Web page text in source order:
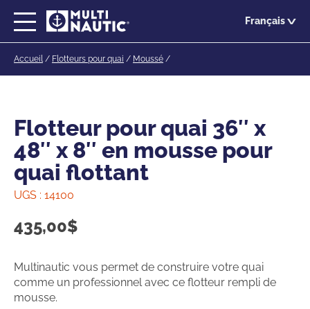
contenu
Français
Accueil/ Flotteurs pour quai / Moussé /
Flotteur pour quai 36″ x
48″ x 8″ en mousse pour
quai flottant
UGS : 14100
435,00$
Multinautic vous permet de construire votre quai
comme un professionnel avec ce flotteur rempli de
mousse.